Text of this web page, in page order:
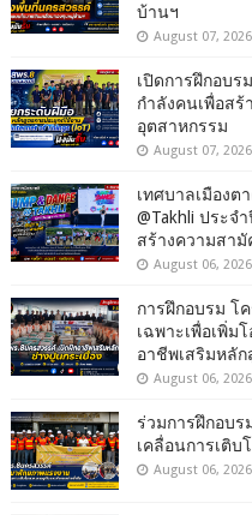
บ้านฯ
August 07, 2026
เปิดการฝึกอบ
กำลังคนเพื่อส
อุตสาหกรรม
August 07, 2026
เทศบาลเมืองต
@Takhli ประจ
สร้างความสา
August 06, 2026
การฝึกอบรม โ
เฉพาะเพื่อเพิ่ม
อาชีพเสริมหลัก
August 06, 2026
ร่วมการฝึกอบ
เคลื่อนการเติบ
August 06, 2026